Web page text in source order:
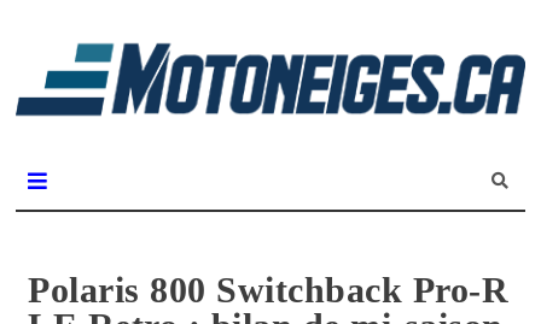
Polaris 800 Switchback Pro-R